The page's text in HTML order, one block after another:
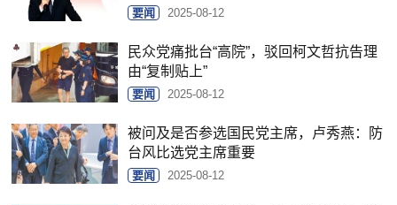
要闻 2025-08-12
民众党痛批台“高院”，驳回柯文哲抗告理
由“复制贴上”
要闻 2025-08-12
被问及是否参选国民党主席，卢秀燕：防
台风比选党主席重要
要闻 2025-08-12